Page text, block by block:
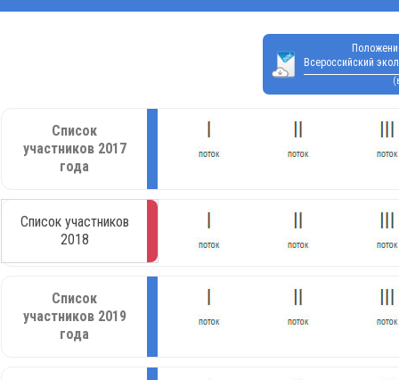
Всероссийский
Список
участников 2017
года
Список участников
2018
Список
участников 2019
года